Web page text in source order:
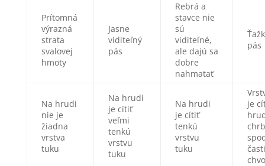
Prítomná
výrazná
strata
svalovej
hmoty
Jasne
viditeľný
pás
Rebrá a
stavce nie
sú
viditeľné,
ale dajú sa
dobre
nahmatať
pás
Na hrudi
nie je
žiadna
vrstva
tuku
Na hrudi
je cítiť
veľmi
tenkú
vrstvu
tuku
Na hrudi
je cítiť
tenkú
vrstvu
tuku
je
časti